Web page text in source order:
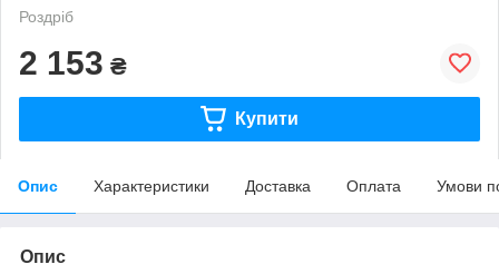
Роздріб
2 153 ₴
Купити
Опис Характеристики Доставка Оплата Умови
Опис